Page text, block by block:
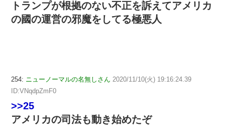
トランプが根拠のない不正を訴えてアメリカ
の國の運営の邪魔をしてる極悪人
254: ニューノーマルの名無しさん 2020/11/10(火) 19:16:24.39
ID:VNqdpZmF0
>>25
アメリカの司法も動き始めたぞ